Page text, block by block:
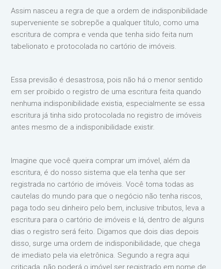
Assim nasceu a regra de que a ordem de indisponibilidade
superveniente se sobrepõe a qualquer título, como uma
escritura de compra e venda que tenha sido feita num
tabelionato e protocolada no cartório de imóveis.
Essa previsão é desastrosa, pois não há o menor sentido
em ser proibido o registro de uma escritura feita quando
nenhuma indisponibilidade existia, especialmente se essa
escritura já tinha sido protocolada no registro de imóveis
antes mesmo de a indisponibilidade existir.
Imagine que você queira comprar um imóvel, além da
escritura, é do nosso sistema que ela tenha que ser
registrada no cartório de imóveis. Você toma todas as
cautelas do mundo para que o negócio não tenha riscos,
paga todo seu dinheiro pelo bem, inclusive tributos, leva a
escritura para o cartório de imóveis e lá, dentro de alguns
dias o registro será feito. Digamos que dois dias depois
disso, surge uma ordem de indisponibilidade, que chega
de imediato pela via eletrônica. Segundo a regra aqui
criticada, não poderá o imóvel ser registrado em nome de